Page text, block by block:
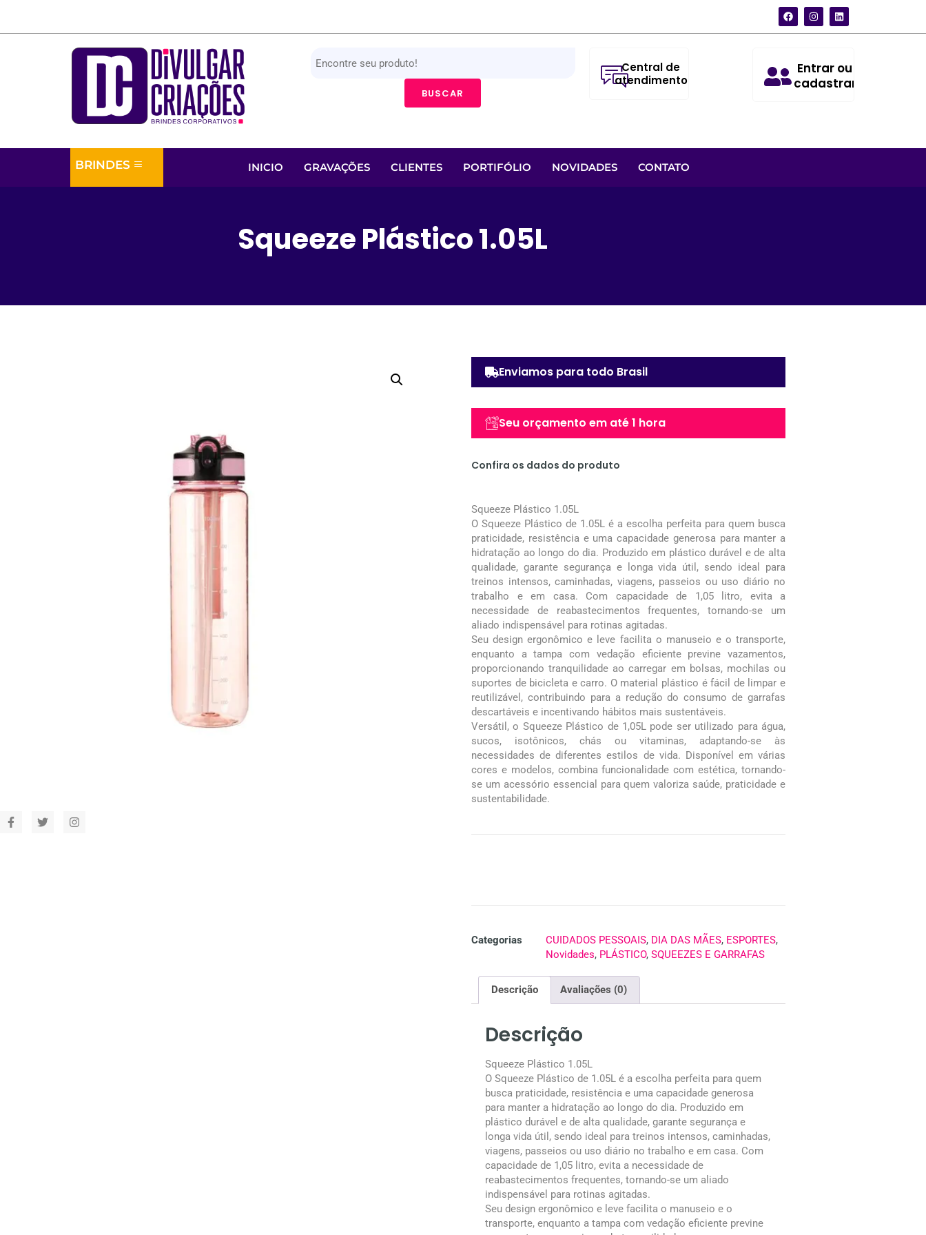
BUSCAR
Central de
atendimento
Entrar ou
cadastrar
BRINDES INICIO GRAVAÇÕES CLIENTES PORTIFÓLIO NOVIDADES CONTATO
Squeeze Plástico 1.05L
Enviamos para todo Brasil
Seu orçamento em até 1 hora
Confira os dados do produto
Squeeze Plástico 1.05L
O Squeeze Plástico de 1.05L é a escolha perfeita para quem busca
praticidade, resistência e uma capacidade generosa para manter a
hidratação ao longo do dia. Produzido em plástico durável e de alta
qualidade, garante segurança e longa vida útil, sendo ideal para
treinos intensos, caminhadas, viagens, passeios ou uso diário no
trabalho e em casa. Com capacidade de 1,05 litro, evita a
necessidade de reabastecimentos frequentes, tornando-se um
aliado indispensável para rotinas agitadas.
Seu design ergonômico e leve facilita o manuseio e o transporte,
enquanto a tampa com vedação eficiente previne vazamentos,
proporcionando tranquilidade ao carregar em bolsas, mochilas ou
suportes de bicicleta e carro. O material plástico é fácil de limpar e
reutilizável, contribuindo para a redução do consumo de garrafas
descartáveis e incentivando hábitos mais sustentáveis.
Versátil, o Squeeze Plástico de 1,05L pode ser utilizado para água,
sucos, isotônicos, chás ou vitaminas, adaptando-se às
necessidades de diferentes estilos de vida. Disponível em várias
cores e modelos, combina funcionalidade com estética, tornando-
se um acessório essencial para quem valoriza saúde, praticidade e
sustentabilidade.
Categorias CUIDADOS PESSOAIS, DIA DAS MÃES, ESPORTES,
Novidades, PLÁSTICO, SQUEEZES E GARRAFAS
Descrição Avaliações (0)
Descrição
Squeeze Plástico 1.05L
O Squeeze Plástico de 1.05L é a escolha perfeita para quem
busca praticidade, resistência e uma capacidade generosa
para manter a hidratação ao longo do dia. Produzido em
plástico durável e de alta qualidade, garante segurança e
longa vida útil, sendo ideal para treinos intensos, caminhadas,
viagens, passeios ou uso diário no trabalho e em casa. Com
capacidade de 1,05 litro, evita a necessidade de
reabastecimentos frequentes, tornando-se um aliado
indispensável para rotinas agitadas.
Seu design ergonômico e leve facilita o manuseio e o
transporte, enquanto a tampa com vedação eficiente previne